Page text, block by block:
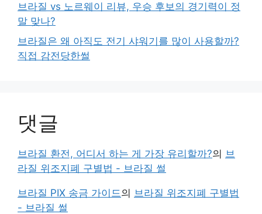
브라질 vs 노르웨이 리뷰, 우승 후보의 경기력이 정
말 맞나?
브라질은 왜 아직도 전기 샤워기를 많이 사용할까?
직접 감전당한썰
댓글
브라질 환전, 어디서 하는 게 가장 유리할까?의 브
라질 위조지폐 구별법 - 브라질 썰
브라질 PIX 송금 가이드의 브라질 위조지폐 구별법
- 브라질 썰